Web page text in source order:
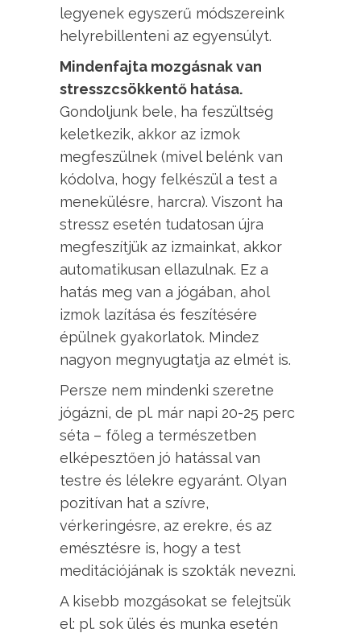
legyenek egyszerű módszereink
helyrebillenteni az egyensúlyt.
Mindenfajta mozgásnak van
stresszcsökkentő hatása.
Gondoljunk bele, ha feszültség
keletkezik, akkor az izmok
megfeszülnek (mivel belénk van
kódolva, hogy felkészül a test a
menekülésre, harcra). Viszont ha
stressz esetén tudatosan újra
megfeszítjük az izmainkat, akkor
automatikusan ellazulnak. Ez a
hatás meg van a jógában, ahol
izmok lazítása és feszítésére
épülnek gyakorlatok. Mindez
nagyon megnyugtatja az elmét is.
Persze nem mindenki szeretne
jógázni, de pl. már napi 20-25 perc
séta – főleg a természetben
elképesztően jó hatással van
testre és lélekre egyaránt. Olyan
pozitívan hat a szívre,
vérkeringésre, az erekre, és az
emésztésre is, hogy a test
meditációjának is szokták nevezni.
A kisebb mozgásokat se felejtsük
el: pl. sok ülés és munka esetén